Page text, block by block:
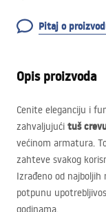
Pitaj o
Opis proizvoda
Cenite eleganciju i
zahvaljujući tuš
većinom armatura.
zahteve svakog
Izrađeno od najboljih
potpunu
godinama.